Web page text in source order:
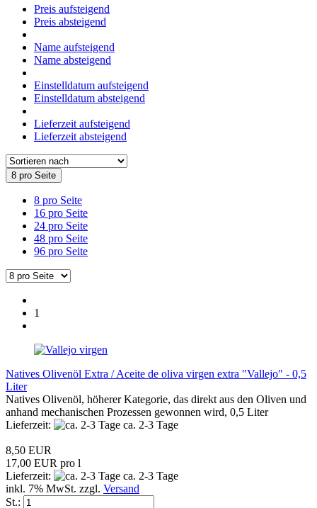
Preis aufsteigend
Preis absteigend
Name aufsteigend
Name absteigend
Einstelldatum aufsteigend
Einstelldatum absteigend
Lieferzeit aufsteigend
Lieferzeit absteigend
8 pro Seite
8 pro Seite
16 pro Seite
24 pro Seite
48 pro Seite
96 pro Seite
1
Natives Olivenöl Extra / Aceite de oliva virgen extra "Vallejo" - 0,5
Liter
Natives Olivenöl, höherer Kategorie, das direkt aus den Oliven und
anhand mechanischen Prozessen gewonnen wird, 0,5 Liter
Lieferzeit:
ca. 2-3 Tage
8,50 EUR
17,00 EUR pro l
Lieferzeit:
ca. 2-3 Tage
inkl. 7% MwSt. zzgl. Versand
St.: